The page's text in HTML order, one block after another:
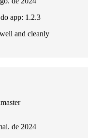
app: 1.2.3
and cleanly
de 2024